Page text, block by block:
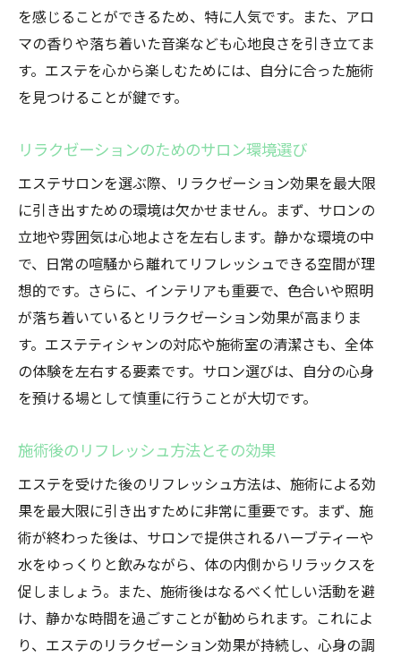
を感じることができるため、特に人気です。また、アロ
マの香りや落ち着いた音楽なども心地良さを引き立てま
す。エステを心から楽しむためには、自分に合った施術
を見つけることが鍵です。
リラクゼーションのためのサロン環境選び
エステサロンを選ぶ際、リラクゼーション効果を最大限
に引き出すための環境は欠かせません。まず、サロンの
立地や雰囲気は心地よさを左右します。静かな環境の中
で、日常の喧騒から離れてリフレッシュできる空間が理
想的です。さらに、インテリアも重要で、色合いや照明
が落ち着いているとリラクゼーション効果が高まりま
す。エステティシャンの対応や施術室の清潔さも、全体
の体験を左右する要素です。サロン選びは、自分の心身
を預ける場として慎重に行うことが大切です。
施術後のリフレッシュ方法とその効果
エステを受けた後のリフレッシュ方法は、施術による効
果を最大限に引き出すために非常に重要です。まず、施
術が終わった後は、サロンで提供されるハーブティーや
水をゆっくりと飲みながら、体の内側からリラックスを
促しましょう。また、施術後はなるべく忙しい活動を避
け、静かな時間を過ごすことが勧められます。これによ
り、エステのリラクゼーション効果が持続し、心身の調